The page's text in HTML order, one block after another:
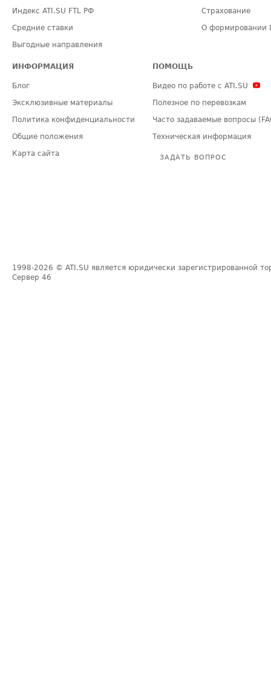
Индекс ATI.SU FTL РФ
Средние ставки
Выгодные направления
Страхование
О формировании
ИНФОРМАЦИЯ
Блог
Эксклюзивные материалы
Политика конфиденциальности
Общие положения
Карта сайта
ПОМОЩЬ
Видео по работе с ATI.SU
Полезное по перевозкам
Часто задаваемые вопросы
Техническая информация
ЗАДАТЬ ВОПРОС
1998-2026 © ATI.SU является юридически зарегистрированной
Сервер 46